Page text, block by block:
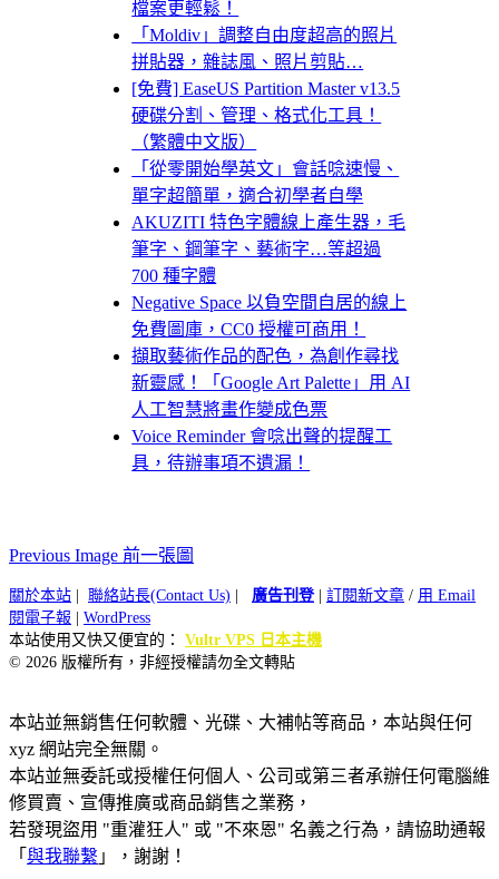
檔案更輕鬆！
「Moldiv」調整自由度超高的照片
拼貼器，雜誌風、照片剪貼…
[免費] EaseUS Partition Master v13.5
硬碟分割、管理、格式化工具！
（繁體中文版）
「從零開始學英文」會話唸速慢、
單字超簡單，適合初學者自學
AKUZITI 特色字體線上產生器，毛
筆字、鋼筆字、藝術字…等超過
700 種字體
Negative Space 以負空間自居的線上
免費圖庫，CC0 授權可商用！
擷取藝術作品的配色，為創作尋找
新靈感！「Google Art Palette」用 AI
人工智慧將畫作變成色票
Voice Reminder 會唸出聲的提醒工
具，待辦事項不遺漏！
Previous Image 前一張圖
關於本站 聯絡站長(Contact Us) 廣告刊登| 訂閱新文章 / 用 Email
閱電子報
WordPress
本站使用又快又便宜的： Vultr VPS 日本主機
© 2026 版權所有，非經授權請勿全文轉貼
本站並無銷售任何軟體、光碟、大補帖等商品，本站與任何
xyz 網站完全無關。
本站並無委託或授權任何個人、公司或第三者承辦任何電腦維
修買賣、宣傳推廣或商品銷售之業務，
若發現盜用 "重灌狂人" 或 "不來恩" 名義之行為，請協助通報
「 與我聯繫 」，謝謝！